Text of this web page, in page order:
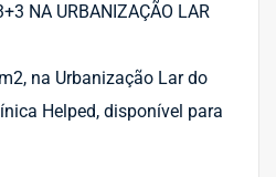
NA URBANIZAÇÃO LAR
na Urbanização Lar do
Helped, disponível para